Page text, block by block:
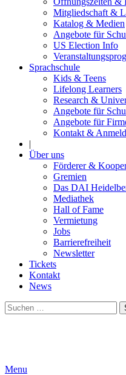
Mitgliedschaft &
Katalog & Medien
Angebote für
US Election Info
Sprachschule
Kids & Teens
Lifelong Learners
Research &
Angebote für
Angebote für
Kontakt &
|
Über uns
Förderer &
Gremien
Das DAI
Mediathek
Hall of Fame
Vermietung
Jobs
Barrierefreiheit
Newsletter
Tickets
Kontakt
News
Suchen
nach:
Menu